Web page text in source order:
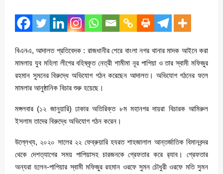
বিএনএ, আদালত প্রতিবেদক : রাজধানীর শেরে বাংলা নগর থানার মাদক আইনে করা
মামলায় যুব মহিলা লীগের বহিষ্কৃত নেত্রী শামীমা নূর পাপিয়া ও তার স্বামী মফিজুর
রহমান সুমনের বিরুদ্ধে অভিযোগ গঠন করেছেন আদালত। অভিযোগ গঠনের ফলে
মামলার আনুষ্ঠানিক বিচার শুরু হয়েছে।
মঙ্গলবার (১২ জানুয়ারি) ঢাকার অতিরিক্ত ৮ম মহানগর দায়রা বিচারক আমিরুল
ইসলাম তাদের বিরুদ্ধে অভিযোগ গঠন করেন।
উল্লেখ্য, ২০২০ সালের ২২ ফেব্রুয়ারি হযরত শাহজালাল আন্তর্জাতিক বিমানবন্দর
থেকে দেশত্যাগের সময় পাপিয়াসহ চারজনকে গ্রেফতার করে র‌্যাব। গ্রেফতার
অন্যরা হলেন-পাপিয়ার স্বামী মফিজুর রহমান ওরফে সুমন চৌধুরী ওরফে মতি সুমন